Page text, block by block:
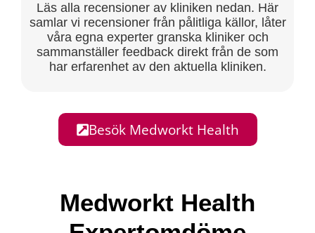
Läs alla recensioner av kliniken nedan. Här
samlar vi recensioner från pålitliga källor, låter
våra egna experter granska kliniker och
sammanställer feedback direkt från de som
har erfarenhet av den aktuella kliniken.
Besök Medworkt Health
Medworkt Health